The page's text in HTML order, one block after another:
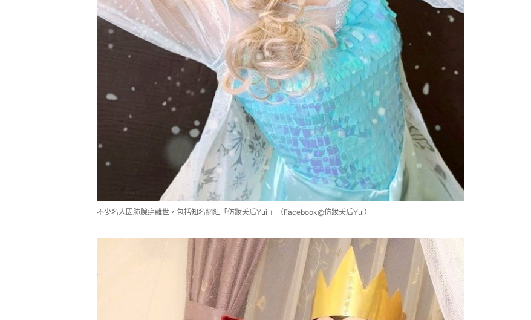
不少名人因肺腺癌離世，包括知名網紅「仿妝夭后Yui 」（Facebook@仿妝夭后Yui）